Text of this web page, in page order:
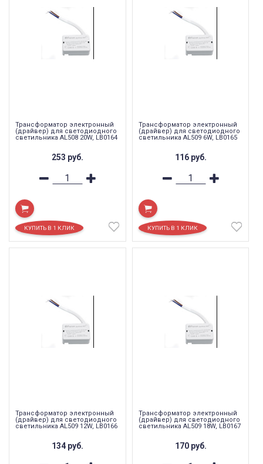
Трансформатор электронный
(драйвер) для светодиодного
светильника AL508 20W, LB0164
253 руб.
Трансформатор электронный
(драйвер) для светодиодного
светильника AL509 6W, LB0165
116 руб.
Трансформатор электронный
(драйвер) для светодиодного
светильника AL509 12W, LB0166
134 руб.
Трансформатор электронный
(драйвер) для светодиодного
светильника AL509 18W, LB0167
170 руб.